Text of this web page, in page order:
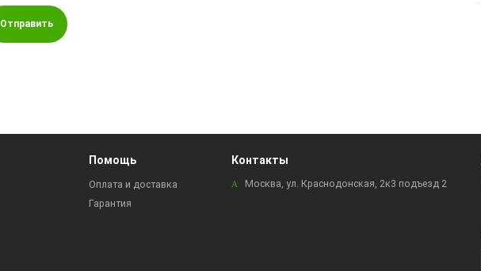
Отправить
Помощь
Оплата и доставка
Гарантия
Контакты
Москва, ул. Краснодонская, 2к3 подъезд 2